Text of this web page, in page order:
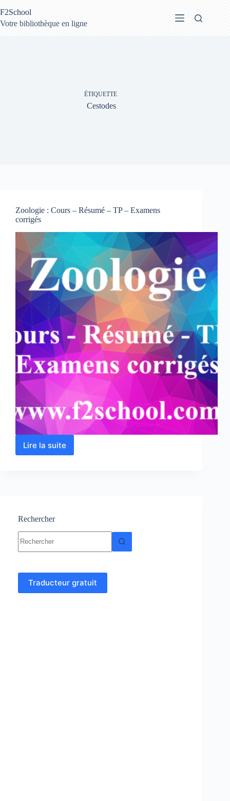
au
contenu
F2School
Votre bibliothèque en ligne
ÉTIQUETTE
Cestodes
Zoologie : Cours – Résumé – TP – Examens
corrigés
Lire la suite
Zoologie
–
corrigés
Rechercher
résultat
Traducteur gratuit